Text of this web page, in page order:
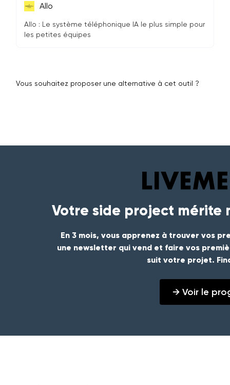
Allo
Allo : Le système téléphonique IA le plus simple pour
les petites équipes
Vous souhaitez proposer une alternative à cet outil ?
Votre side project mérite
En 3 mois, vous apprenez à trouver vos
une newsletter qui vend et faire vos
suit votre projet.
→ Voir le